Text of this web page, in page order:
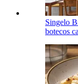
Singelo
botecos